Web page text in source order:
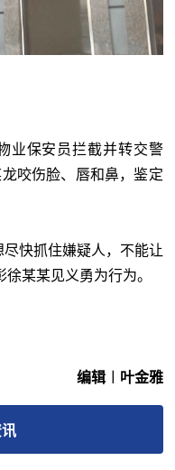
业保安员拦截并转交警
咬伤脸、唇和鼻，鉴定
快抓住嫌疑人，不能让
某某见义勇为行为。
编辑︱叶金雅